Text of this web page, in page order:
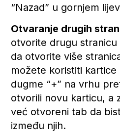
“Nazad” u gornjem
Otvaranje drugih
otvorite drugu
da otvorite više
možete koristiti kartice
dugme “+” na vrhu
otvorili novu karticu, a
već otvoreni tab da
između njih.